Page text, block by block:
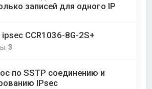
записей для одного IP
CCR1036-8G-2S+
3
по SSTP соединению и
IPsec